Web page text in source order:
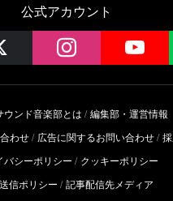
公式アカウント
instagram
ウンド音楽部とは
編集部・運営情報
わせ
広告に関するお問い合わせ
バシーポリシー
クッキーポリシー
信ポリシー
記事配信先メディア